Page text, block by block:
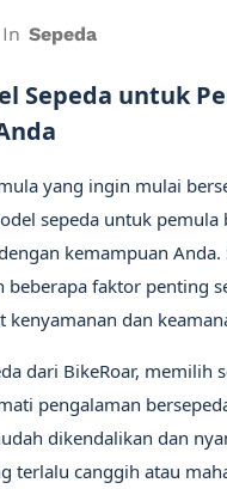
In Sepeda
Sepeda untuk
yang ingin mulai
sepeda untuk
kemampuan
faktor penting
kenyamanan dan
dari BikeRoar, memilih
pengalaman
dikendalikan dan
terlalu canggih atau